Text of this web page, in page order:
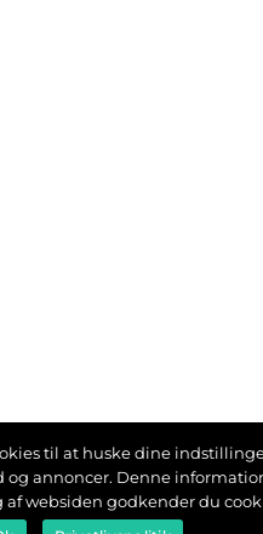
til at huske dine
og annoncer. Denne
af websiden godkender du